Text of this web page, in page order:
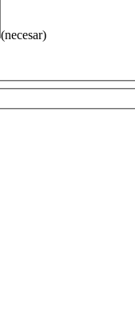
(necesar)